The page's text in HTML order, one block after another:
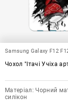
Samsung Galaxy F12
Чохол "Ітачі Учіха
Матеріал: Чорний
силікон